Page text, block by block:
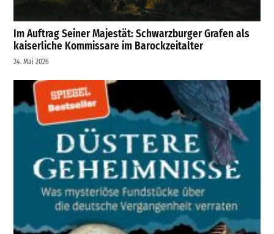
Im Auftrag Seiner Majestät: Schwarzburger Grafen als
kaiserliche Kommissare im Barockzeitalter
24. Mai 2026